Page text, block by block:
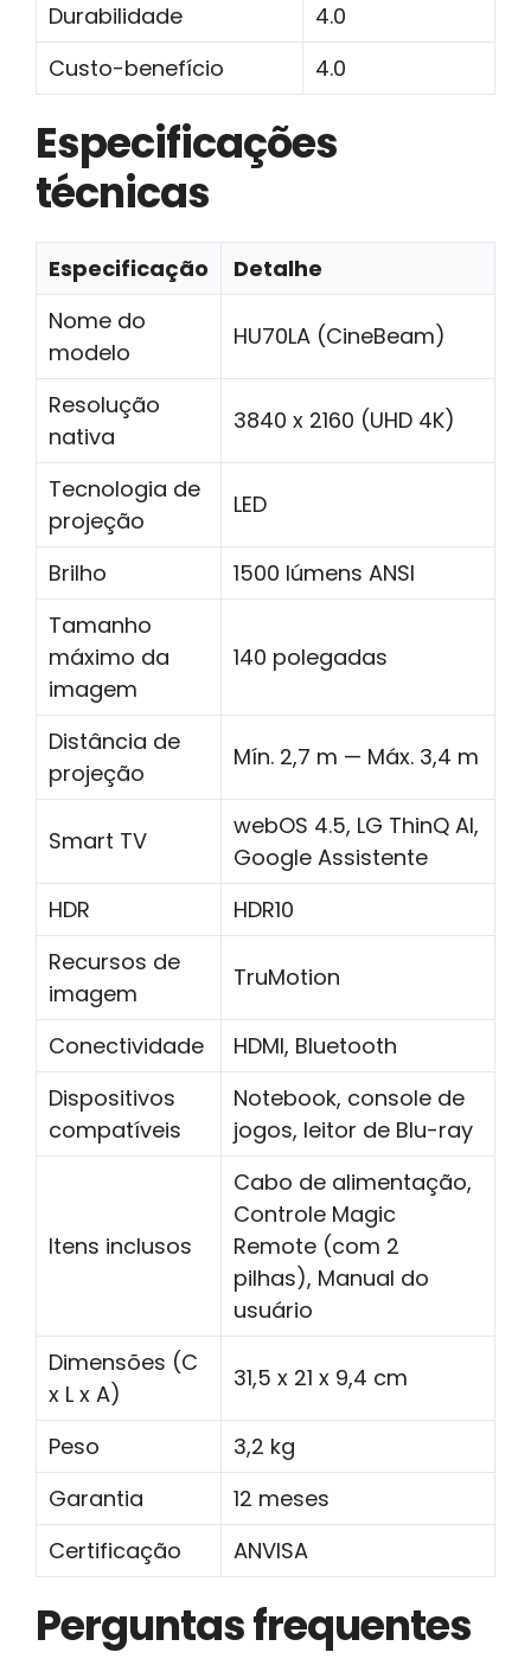
Durabilidade
4.0
Custo-benefício
4.0
Especificações
técnicas
Especificação
Detalhe
Nome do
modelo
HU70LA (CineBeam)
Resolução
nativa
3840 x 2160 (UHD 4K)
Tecnologia de
projeção
LED
Brilho
1500 lúmens ANSI
Tamanho
máximo da
imagem
140 polegadas
Distância de
projeção
Mín. 2,7 m — Máx. 3,4 m
Smart TV
webOS 4.5, LG ThinQ AI,
Google Assistente
HDR
HDR10
Recursos de
imagem
TruMotion
Conectividade
HDMI, Bluetooth
Dispositivos
compatíveis
Notebook, console de
jogos, leitor de Blu-ray
Itens inclusos
Cabo de alimentação,
Controle Magic
Remote (com 2
pilhas), Manual do
usuário
Dimensões (C
x L x A)
31,5 x 21 x 9,4 cm
Peso
3,2 kg
Garantia
12 meses
Certificação
ANVISA
Perguntas frequentes